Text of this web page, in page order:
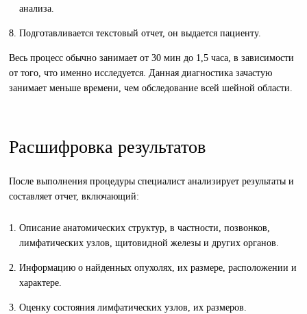
анализа.
Подготавливается текстовый отчет, он выдается пациенту.
Весь процесс обычно занимает от 30 мин до 1,5 часа, в зависимости
от того, что именно исследуется. Данная диагностика зачастую
занимает меньше времени, чем обследование всей шейной области.
Расшифровка результатов
После выполнения процедуры специалист анализирует результаты и
составляет отчет, включающий:
Описание анатомических структур, в частности, позвонков,
лимфатических узлов, щитовидной железы и других органов.
Информацию о найденных опухолях, их размере, расположении и
характере.
Оценку состояния лимфатических узлов, их размеров.